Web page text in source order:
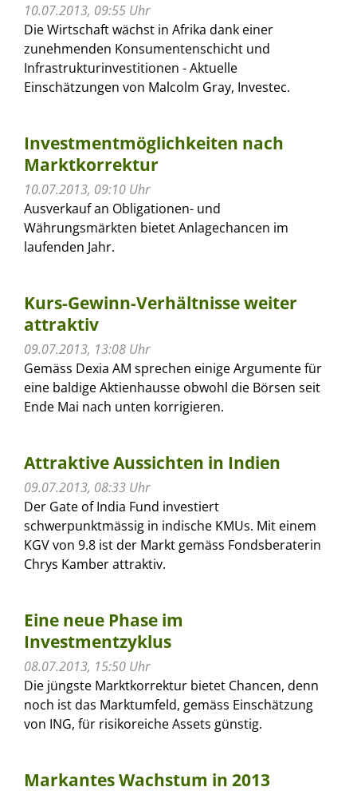
10.07.2013, 09:55 Uhr
Die Wirtschaft wächst in Afrika dank einer
zunehmenden Konsumentenschicht und
Infrastrukturinvestitionen - Aktuelle
Einschätzungen von Malcolm Gray, Investec.
Investmentmöglichkeiten nach
Marktkorrektur
10.07.2013, 09:10 Uhr
Ausverkauf an Obligationen- und
Währungsmärkten bietet Anlagechancen im
laufenden Jahr.
Kurs-Gewinn-Verhältnisse weiter
attraktiv
09.07.2013, 13:08 Uhr
Gemäss Dexia AM sprechen einige Argumente für
eine baldige Aktienhausse obwohl die Börsen seit
Ende Mai nach unten korrigieren.
Attraktive Aussichten in Indien
09.07.2013, 08:33 Uhr
Der Gate of India Fund investiert
schwerpunktmässig in indische KMUs. Mit einem
KGV von 9.8 ist der Markt gemäss Fondsberaterin
Chrys Kamber attraktiv.
Eine neue Phase im
Investmentzyklus
08.07.2013, 15:50 Uhr
Die jüngste Marktkorrektur bietet Chancen, denn
noch ist das Marktumfeld, gemäss Einschätzung
von ING, für risikoreiche Assets günstig.
Markantes Wachstum in 2013